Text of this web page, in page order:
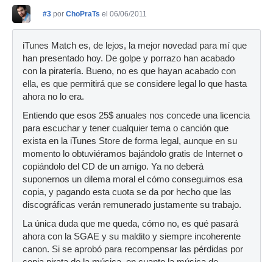
#3 por ChoPraTs el 06/06/2011
iTunes Match es, de lejos, la mejor novedad para mí que
han presentado hoy. De golpe y porrazo han acabado
con la piratería. Bueno, no es que hayan acabado con
ella, es que permitirá que se considere legal lo que hasta
ahora no lo era.
Entiendo que esos 25$ anuales nos concede una licencia
para escuchar y tener cualquier tema o canción que
exista en la iTunes Store de forma legal, aunque en su
momento lo obtuviéramos bajándolo gratis de Internet o
copiándolo del CD de un amigo. Ya no deberá
suponernos un dilema moral el cómo conseguimos esa
copia, y pagando esta cuota se da por hecho que las
discográficas verán remunerado justamente su trabajo.
La única duda que me queda, cómo no, es qué pasará
ahora con la SGAE y su maldito y siempre incoherente
canon. Si se aprobó para recompensar las pérdidas por